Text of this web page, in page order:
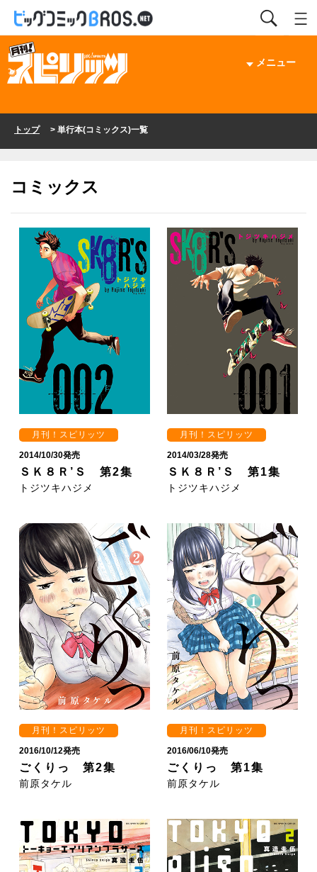
メニュー
トップ> 単行本(コミックス)一覧
コミックス
月刊！スピリッツ
2014/10/30発売
ＳＫ８Ｒ’Ｓ 第2集
トジツキハジメ
月刊！スピリッツ
2014/03/28発売
ＳＫ８Ｒ’Ｓ 第1集
トジツキハジメ
月刊！スピリッツ
2016/10/12発売
ごくりっ 第2集
前原タケル
月刊！スピリッツ
2016/06/10発売
ごくりっ 第1集
前原タケル